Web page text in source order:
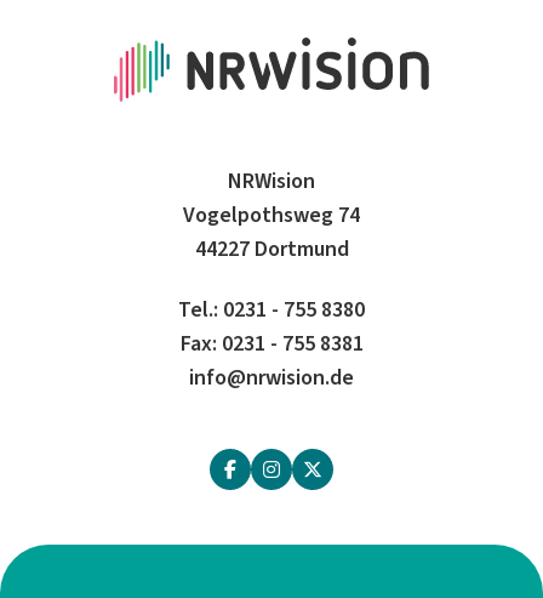
NRWision
Vogelpothsweg 74
44227 Dortmund
Tel.: 0231 - 755 8380
Fax: 0231 - 755 8381
info@nrwision.de